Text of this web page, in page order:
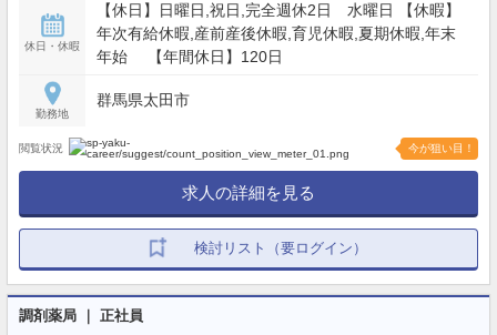
休日・休暇
【休日】日曜日,祝日,完全週休2日 水曜日 【休暇】
年次有給休暇,産前産後休暇,育児休暇,夏期休暇,年末
年始 【年間休日】120日
勤務地
群馬県太田市
閲覧状況 今が狙い目！
求人の詳細を見る
検討リスト（要ログイン）
調剤薬局 ｜ 正社員